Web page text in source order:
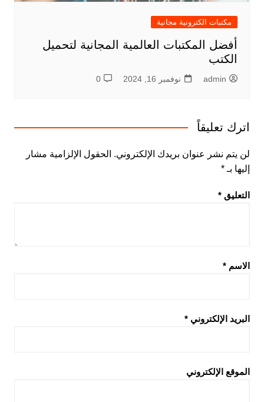
مكتبات الكترونية مجانية
أفضل المكتبات العالمية المجانية لتحميل
الكتب
admin نوفمبر 16, 2024 0
اترك تعليقاً
لن يتم نشر عنوان بريدك الإلكتروني. الحقول الإلزامية مشار
إليها بـ *
التعليق *
الاسم *
البريد الإلكتروني *
الموقع الإلكتروني